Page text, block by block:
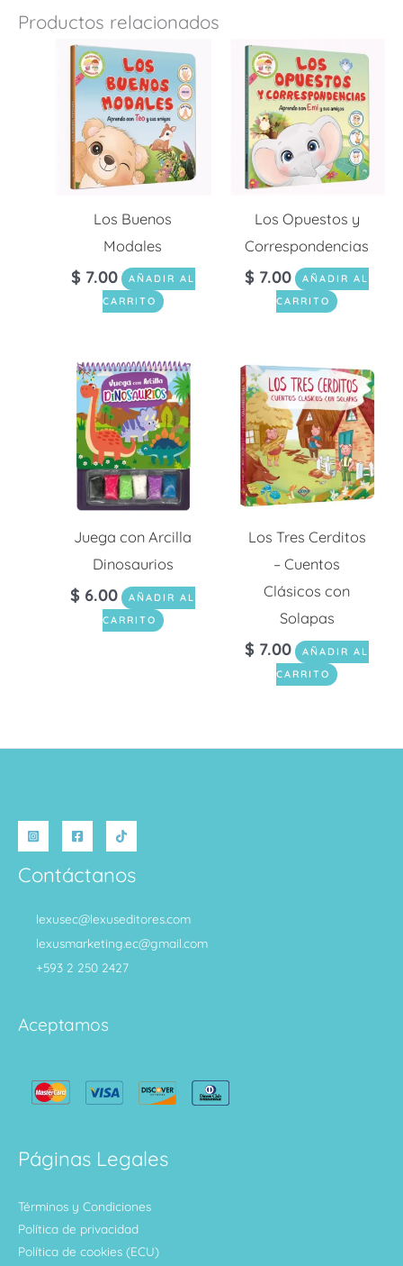
Productos relacionados
Los Buenos
Modales
$ 7.00
AÑADIR AL
CARRITO
Los Opuestos y
Correspondencias
$ 7.00
AÑADIR AL
CARRITO
Juega con Arcilla
Dinosaurios
$ 6.00
AÑADIR AL
CARRITO
Los Tres Cerditos
– Cuentos
Clásicos con
Solapas
$ 7.00
AÑADIR AL
CARRITO
Contáctanos
lexusec@lexuseditores.com
lexusmarketing.ec@gmail.com
+593 2 250 2427
Aceptamos
Páginas Legales
Términos y Condiciones
Política de privacidad
Política de cookies (ECU)